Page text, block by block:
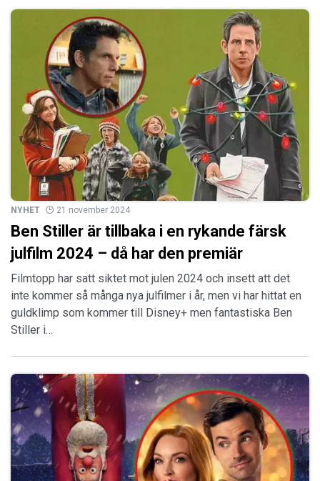
NYHET 21 november 2024
Ben Stiller är tillbaka i en rykande färsk
julfilm 2024 – då har den premiär
Filmtopp har satt siktet mot julen 2024 och insett att det
inte kommer så många nya julfilmer i år, men vi har hittat en
guldklimp som kommer till Disney+ men fantastiska Ben
Stiller i…